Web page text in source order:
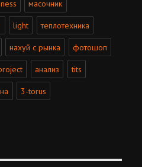
масочник
light теплотехника
нахуй с рынка фотошоп
анализ tits
3-torus